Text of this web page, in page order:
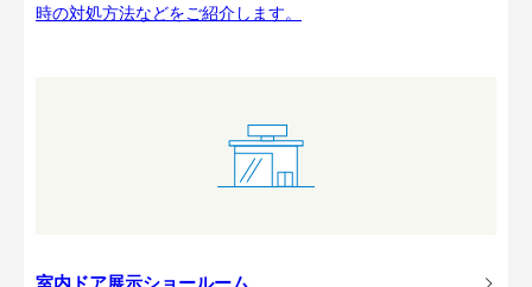
時の対処方法などをご紹介します。
室内ドア展示ショールーム